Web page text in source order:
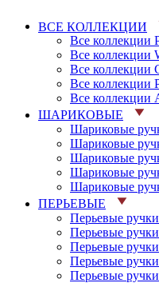
ВСЕ КОЛЛЕКЦИИ
Все коллекции
Все коллекции
Все коллекции
Все коллекции
Все коллекции
ШАРИКОВЫЕ
Шариковые
Шариковые
Шариковые
Шариковые
Шариковые
ПЕРЬЕВЫЕ
Перьевые
Перьевые
Перьевые
Перьевые
Перьевые